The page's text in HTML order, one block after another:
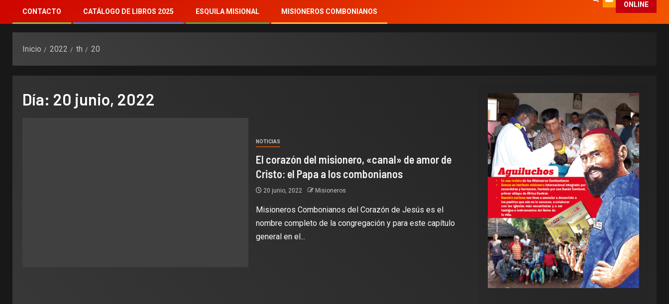
CONTACTO CATÁLOGO DE LIBROS 2025 ESQUILA MISIONAL MISIONEROS COMBONIANOS
ONLINE
Inicio 2022 th 20
Día: 20 junio, 2022
NOTICIAS
El corazón del misionero, «canal» de amor de
Cristo: el Papa a los combonianos
20 junio, 2022 Misioneros
Misioneros Combonianos del Corazón de Jesús es el
nombre completo de la congregación y para este capítulo
general en el...